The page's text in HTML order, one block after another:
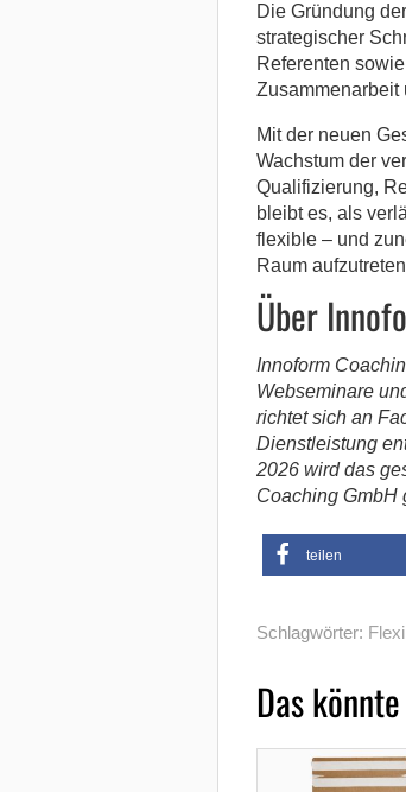
Die Gründung
strategischer
Referenten
Zusammenarbeit
Mit der neuen
Wachstum der
Qualifizierung,
bleibt es, als
flexible – und
Raum
Über
Innoform
Webseminare
richtet sich an
Dienstleistung
2026 wird das
Coaching GmbH
teilen
Schlagwörter:
Das